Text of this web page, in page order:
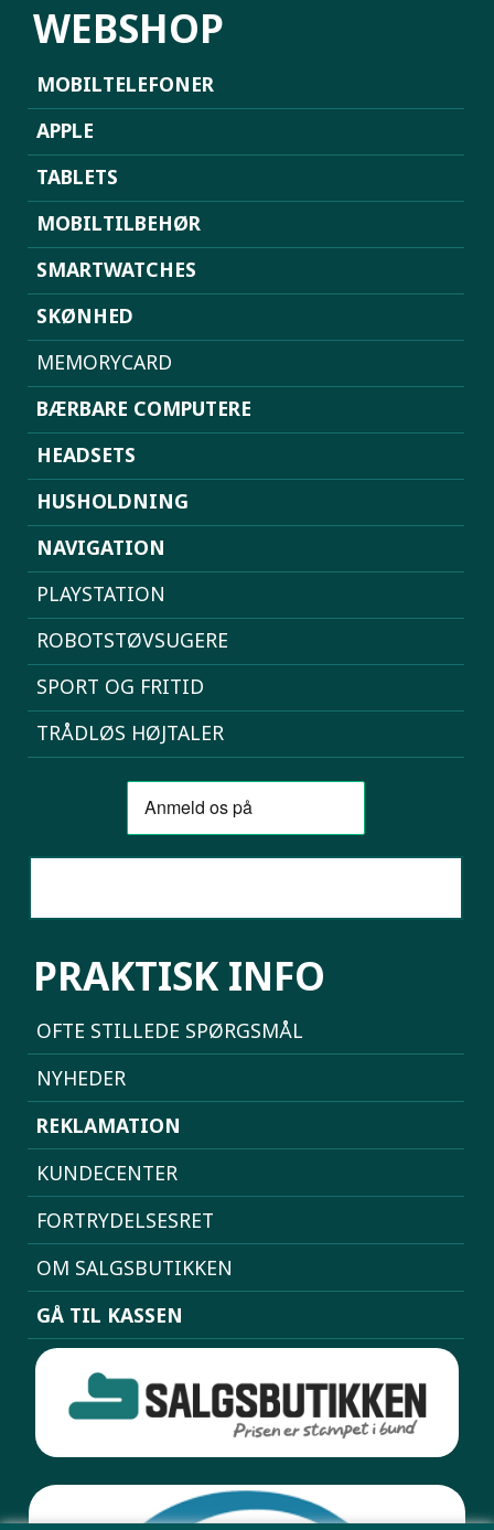
WEBSHOP
MOBILTELEFONER
APPLE
TABLETS
MOBILTILBEHØR
SMARTWATCHES
SKØNHED
MEMORYCARD
BÆRBARE COMPUTERE
HEADSETS
HUSHOLDNING
NAVIGATION
PLAYSTATION
ROBOTSTØVSUGERE
SPORT OG FRITID
TRÅDLØS HØJTALER
PRAKTISK INFO
OFTE STILLEDE SPØRGSMÅL
NYHEDER
REKLAMATION
KUNDECENTER
FORTRYDELSESRET
OM SALGSBUTIKKEN
GÅ TIL KASSEN